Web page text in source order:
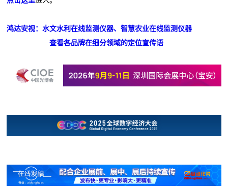
鸿达安视：水文水利在线监测仪器、智慧农业在线监测仪器
查看各品牌在细分领域的定位宣传语